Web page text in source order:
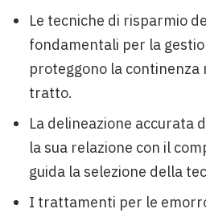
Le tecniche di risparmio
fondamentali per la
proteggono la continenza
tratto.
La delineazione accurata
la sua relazione con il
guida la selezione della
I trattamenti per le